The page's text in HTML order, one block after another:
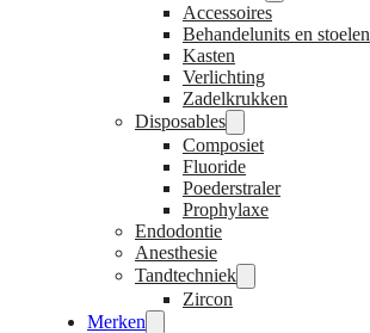
Accessoires
Behandelunits en stoelen
Kasten
Verlichting
Zadelkrukken
Disposables
Composiet
Fluoride
Poederstraler
Prophylaxe
Endodontie
Anesthesie
Tandtechniek
Zircon
Merken